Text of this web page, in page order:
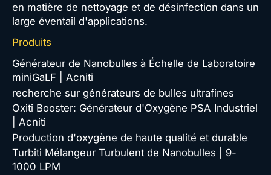
en matière de nettoyage et de désinfection dans un
large éventail d'applications.
Produits
Générateur de Nanobulles à Échelle de Laboratoire
miniGaLF | Acniti
recherche sur générateurs de bulles ultrafines
Oxiti Booster: Générateur d'Oxygène PSA Industriel
| Acniti
Production d'oxygène de haute qualité et durable
Turbiti Mélangeur Turbulent de Nanobulles | 9-
1000 LPM